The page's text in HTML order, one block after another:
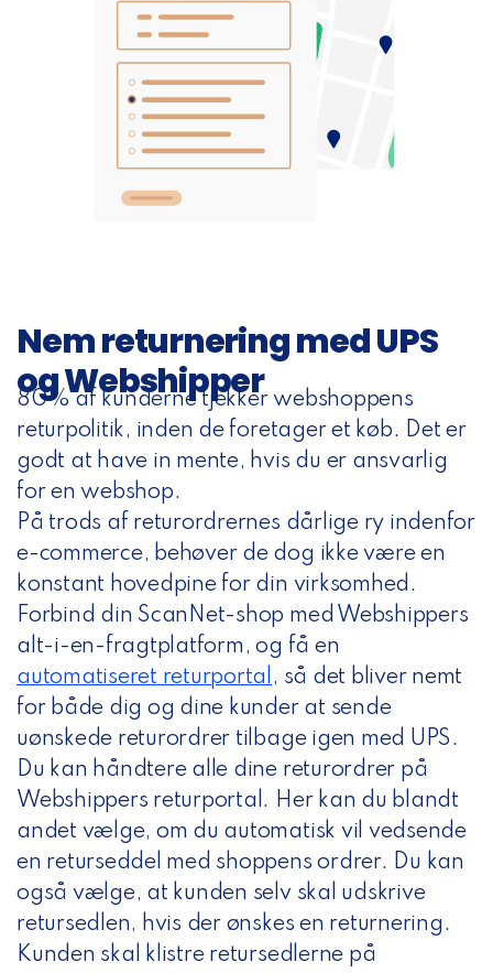
Nem returnering med UPS
og Webshipper
80% af kunderne tjekker webshoppens
returpolitik, inden de foretager et køb. Det er
godt at have in mente, hvis du er ansvarlig
for en webshop.
På trods af returordrernes dårlige ry indenfor
e-commerce, behøver de dog ikke være en
konstant hovedpine for din virksomhed.
Forbind din ScanNet-shop med Webshippers
alt-i-en-fragtplatform, og få en
automatiseret returportal , så det bliver nemt
for både dig og dine kunder at sende
uønskede returordrer tilbage igen med UPS.
Du kan håndtere alle dine returordrer på
Webshippers returportal. Her kan du blandt
andet vælge, om du automatisk vil vedsende
en returseddel med shoppens ordrer. Du kan
også vælge, at kunden selv skal udskrive
retursedlen, hvis der ønskes en returnering.
Kunden skal klistre retursedlerne på